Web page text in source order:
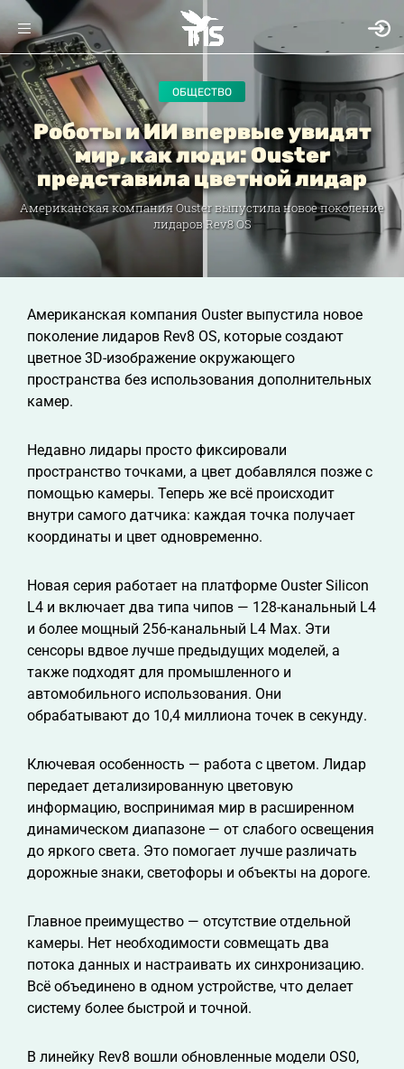
ОБЩЕСТВО
Роботы и ИИ впервые увидят
мир, как люди: Ouster
представила цветной лидар
Американская компания Ouster выпустила новое поколение
лидаров Rev8 OS
Американская компания Ouster выпустила новое
поколение лидаров Rev8 OS, которые создают
цветное 3D-изображение окружающего
пространства без использования дополнительных
камер.
Недавно лидары просто фиксировали
пространство точками, а цвет добавлялся позже с
помощью камеры. Теперь же всё происходит
внутри самого датчика: каждая точка получает
координаты и цвет одновременно.
Новая серия работает на платформе Ouster Silicon
L4 и включает два типа чипов — 128-канальный L4
и более мощный 256-канальный L4 Max. Эти
сенсоры вдвое лучше предыдущих моделей, а
также подходят для промышленного и
автомобильного использования. Они
обрабатывают до 10,4 миллиона точек в секунду.
Ключевая особенность — работа с цветом. Лидар
передает детализированную цветовую
информацию, воспринимая мир в расширенном
динамическом диапазоне — от слабого освещения
до яркого света. Это помогает лучше различать
дорожные знаки, светофоры и объекты на дороге.
Главное преимущество — отсутствие отдельной
камеры. Нет необходимости совмещать два
потока данных и настраивать их синхронизацию.
Всё объединено в одном устройстве, что делает
систему более быстрой и точной.
В линейку Rev8 вошли обновленные модели OS0,